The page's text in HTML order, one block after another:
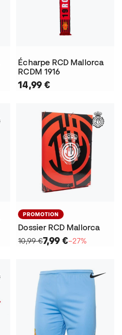
Écharpe RCD Mallorca
RCDM 1916
14,99 €
PROMOTION
Dossier RCD Mallorca
10,99 €7,99 €−27%